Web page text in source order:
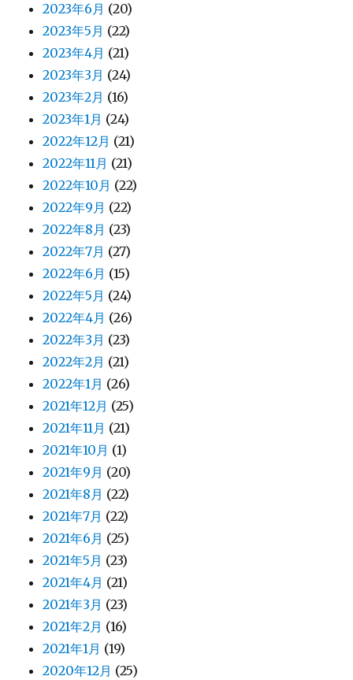
2023年6月 (20)
2023年5月 (22)
2023年4月 (21)
2023年3月 (24)
2023年2月 (16)
2023年1月 (24)
2022年12月 (21)
2022年11月 (21)
2022年10月 (22)
2022年9月 (22)
2022年8月 (23)
2022年7月 (27)
2022年6月 (15)
2022年5月 (24)
2022年4月 (26)
2022年3月 (23)
2022年2月 (21)
2022年1月 (26)
2021年12月 (25)
2021年11月 (21)
2021年10月 (1)
2021年9月 (20)
2021年8月 (22)
2021年7月 (22)
2021年6月 (25)
2021年5月 (23)
2021年4月 (21)
2021年3月 (23)
2021年2月 (16)
2021年1月 (19)
2020年12月 (25)